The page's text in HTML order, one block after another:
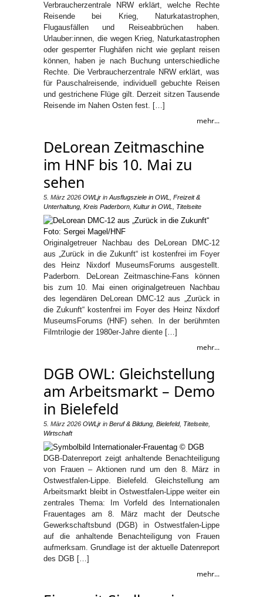
Verbraucherzentrale NRW erklärt, welche Rechte
Reisende bei Krieg, Naturkatastrophen,
Flugausfällen und Reiseabbrüchen haben.
Urlauber:innen, die wegen Krieg, Naturkatastrophen
oder gesperrter Flughäfen nicht wie geplant reisen
können, haben je nach Buchung unterschiedliche
Rechte. Die Verbraucherzentrale NRW erklärt, was
für Pauschalreisende, individuell gebuchte Reisen
und gestrichene Flüge gilt. Derzeit sitzen Tausende
Reisende im Nahen Osten fest. […]
mehr...
DeLorean Zeitmaschine
im HNF bis 10. Mai zu
sehen
5. März 2026 OWLjr in Ausflugsziele in OWL
Freizeit &
Unterhaltung Kreis Paderborn Kultur in OWL Titelseite
Originalgetreuer Nachbau des DeLorean DMC-12
aus „Zurück in die Zukunft“ ist kostenfrei im Foyer
des Heinz Nixdorf MuseumsForums ausgestellt.
Paderborn. DeLorean Zeitmaschine-Fans können
bis zum 10. Mai einen originalgetreuen Nachbau
des legendären DeLorean DMC-12 aus „Zurück in
die Zukunft“ kostenfrei im Foyer des Heinz Nixdorf
MuseumsForums (HNF) sehen. In der berühmten
Filmtrilogie der 1980er-Jahre diente […]
mehr...
DGB OWL: Gleichstellung
am Arbeitsmarkt – Demo
in Bielefeld
5. März 2026 OWLjr in Beruf & Bildung Bielefeld, Titelseite
Wirtschaft
DGB-Datenreport zeigt anhaltende Benachteiligung
von Frauen – Aktionen rund um den 8. März in
Ostwestfalen-Lippe. Bielefeld. Gleichstellung am
Arbeitsmarkt bleibt in Ostwestfalen-Lippe weiter ein
zentrales Thema: Im Vorfeld des Internationalen
Frauentages am 8. März macht der Deutsche
Gewerkschaftsbund (DGB) in Ostwestfalen-Lippe
auf die anhaltende Benachteiligung von Frauen
aufmerksam. Grundlage ist der aktuelle Datenreport
des DGB […]
mehr...